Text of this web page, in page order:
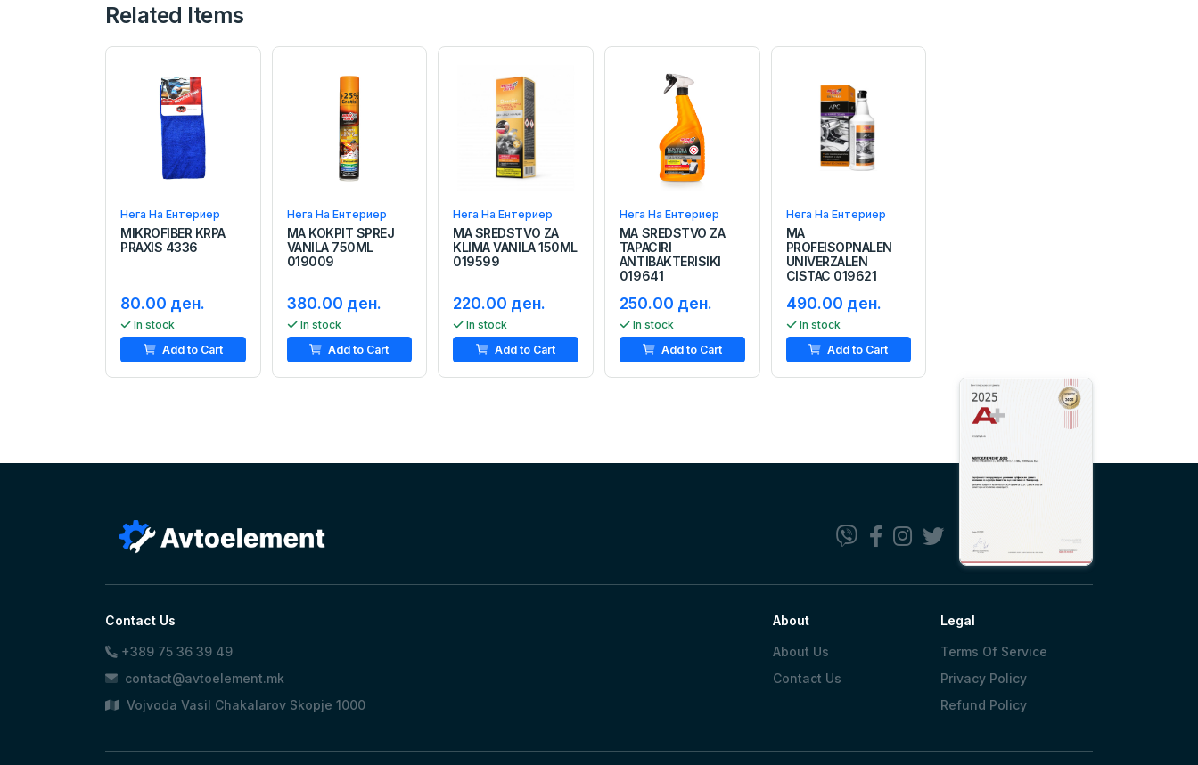
Related Items
Нега На Ентериер
MIKROFIBER KRPA
PRAXIS 4336
80.00 ден.
In stock
Add to Cart
Нега На Ентериер
MA KOKPIT SPREJ
VANILA 750ML
019009
380.00 ден.
In stock
Add to Cart
Нега На Ентериер
MA SREDSTVO ZA
KLIMA VANILA 150ML
019599
220.00 ден.
In stock
Add to Cart
Нега На Ентериер
MA SREDSTVO ZA
TAPACIRI
ANTIBAKTERISIKI
019641
250.00 ден.
In stock
Add to Cart
Нега На Ентериер
MA
PROFEISOPNALEN
UNIVERZALEN
CISTAC 019621
490.00 ден.
In stock
Add to Cart
Contact Us
+389 75 36 39 49
contact@avtoelement.mk
Vojvoda Vasil Chakalarov Skopje 1000
About
About Us
Contact Us
Legal
Terms Of Service
Privacy Policy
Refund Policy